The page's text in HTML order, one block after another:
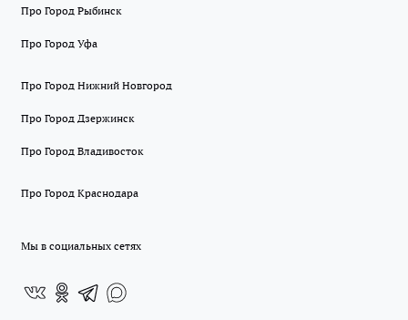
Про Город Рыбинск
Про Город Уфа
Про Город Нижний Новгород
Про Город Дзержинск
Про Город Владивосток
Про Город Краснодара
Мы в социальных сетях